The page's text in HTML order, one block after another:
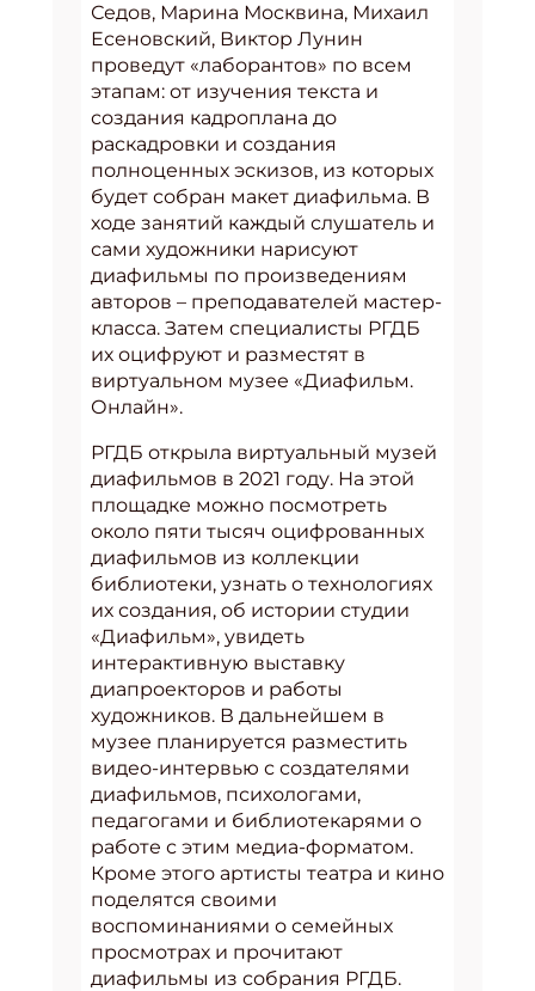
Седов, Марина Москвина, Михаил
Есеновский, Виктор Лунин
проведут «лаборантов» по всем
этапам: от изучения текста и
создания кадроплана до
раскадровки и создания
полноценных эскизов, из которых
будет собран макет диафильма. В
ходе занятий каждый слушатель и
сами художники нарисуют
диафильмы по произведениям
авторов – преподавателей мастер-
класса. Затем специалисты РГДБ
их оцифруют и разместят в
виртуальном музее «Диафильм.
Онлайн».
РГДБ открыла виртуальный музей
диафильмов в 2021 году. На этой
площадке можно посмотреть
около пяти тысяч оцифрованных
диафильмов из коллекции
библиотеки, узнать о технологиях
их создания, об истории студии
«Диафильм», увидеть
интерактивную выставку
диапроекторов и работы
художников. В дальнейшем в
музее планируется разместить
видео-интервью с создателями
диафильмов, психологами,
педагогами и библиотекарями о
работе с этим медиа-форматом.
Кроме этого артисты театра и кино
поделятся своими
воспоминаниями о семейных
просмотрах и прочитают
диафильмы из собрания РГДБ.